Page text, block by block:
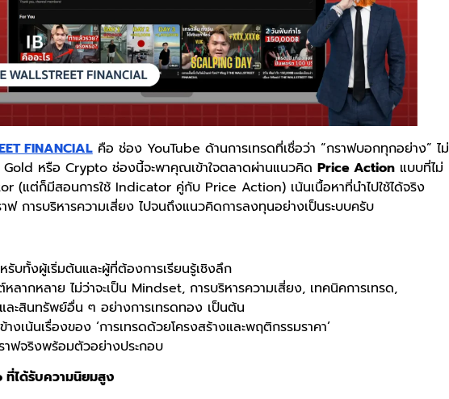
FINANCIALคือ ช่อง YouTube ด้านการเทรดที่เชื่อว่า “กราฟบอกทุกอย่าง” ไม่
Gold หรือ Crypto ช่องนี้จะพาคุณเข้าใจตลาดผ่านแนวคิด Price Actionแบบที่ไม่
(แต่ก็มีสอนการใช้ Indicator คู่กับ Price Action) เน้นเนื้อหาที่นำไปใช้ได้จริง
ฟ การบริหารความเสี่ยง ไปจนถึงแนวคิดการลงทุนอย่างเป็นระบบครับ
รับทั้งผู้เริ่มต้นและผู้ที่ต้องการเรียนรู้เชิงลึก
ลากหลาย ไม่ว่าจะเป็น Mindset, การบริหารความเสี่ยง, เทคนิคการเทรด,
ละสินทรัพย์อื่น ๆ อย่างการเทรดทอง เป็นต้น
งเน้นเรื่องของ ‘การเทรดด้วยโครงสร้างและพฤติกรรมราคา’
าฟจริงพร้อมตัวอย่างประกอบ
ได้รับความนิยมสูง